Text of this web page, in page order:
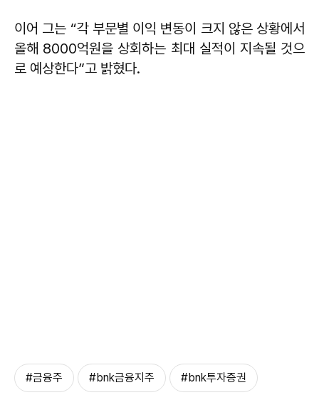
이어 그는 “각 부문별 이익 변동이 크지 않은 상황에서
올해 8000억원을 상회하는 최대 실적이 지속될 것으
로 예상한다”고 밝혔다.
#금융주 #bnk금융지주 #bnk투자증권